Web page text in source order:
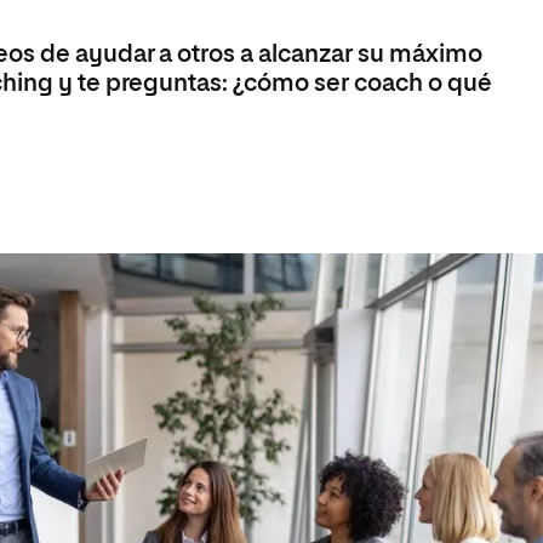
Universitaria en Gestión Ambiental y
Energética en las Organizaciones
de ayudar a otros a alcanzar su máximo
y te preguntas: ¿cómo ser coach o qué